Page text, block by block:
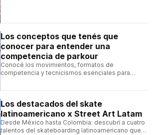
Los conceptos que tenés que
conocer para entender una
competencia de parkour
Conocé los movimientos, formatos de
competencia y tecnicismos esenciales para
Los destacados del skate
latinoamericano x Street Art Latam
Desde México hasta Colombia: descubrí a cuatro
talentos del skateboarding latinoamericano que